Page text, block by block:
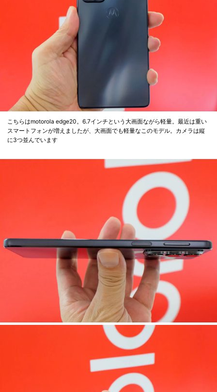
こちらはmotorola edge20。6.7インチという大画面ながら軽量。最近は重い
スマートフォンが増えましたが、大画面でも軽量なこのモデル。カメラは縦
に3つ並んでいます